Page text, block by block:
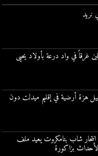
نريد
غرقاً في واد درعة بأولاد يحيى
هزة أرضية في إقليم ميدلت دون
شاب بتامكروت يعيد ملف
بزاكورة